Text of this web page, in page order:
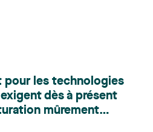
technologies. Valérie
sein du groupe de droit
de l’environnement,
et représente une
dans le cadre d’enjeux
obligations
pour les technologies
dès à présent
mûrement